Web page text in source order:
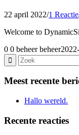
22 april 2022/1 Reactie
Welcome to
0 0 beheer beheer
Meest recente
Hallo wereld.
Recente reacties